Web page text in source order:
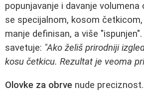
popunjavanje i davanje
se specijalnom, kosom
manje definisan, a više
savetuje: "Ako želiš prirodniji
kosu četkicu. Rezultat je veoma
Olovke za obrve nude